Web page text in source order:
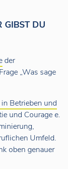
GIBST DU
der
„Was sage
Betrieben und
und Courage e.
Umfeld.
oben genauer